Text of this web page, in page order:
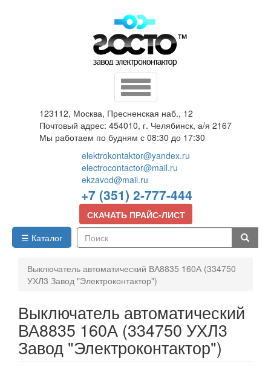
Toggle
navigation
123112, Москва, Пресненская наб., 12
Почтовый адрес: 454010, г. Челябинск, а/я 2167
Мы работаем по будням с 08:30 до 17:30
elektrokontaktor@yandex.ru
electrocontactor@mail.ru
ekzavod@mail.ru
+7 (351) 2-777-444
СКАЧАТЬ ПРАЙС-ЛИСТ
☰ Каталог
Выключатель автоматический ВА8835 160А (334750
УХЛ3 Завод "Электроконтактор")
Выключатель автоматический
ВА8835 160А (334750 УХЛ3
Завод "Электроконтактор")